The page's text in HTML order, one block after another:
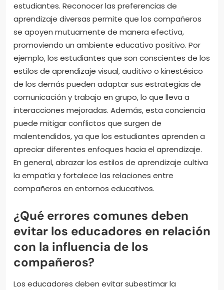
estudiantes. Reconocer las preferencias de
aprendizaje diversas permite que los compañeros
se apoyen mutuamente de manera efectiva,
promoviendo un ambiente educativo positivo. Por
ejemplo, los estudiantes que son conscientes de los
estilos de aprendizaje visual, auditivo o kinestésico
de los demás pueden adaptar sus estrategias de
comunicación y trabajo en grupo, lo que lleva a
interacciones mejoradas. Además, esta conciencia
puede mitigar conflictos que surgen de
malentendidos, ya que los estudiantes aprenden a
apreciar diferentes enfoques hacia el aprendizaje.
En general, abrazar los estilos de aprendizaje cultiva
la empatía y fortalece las relaciones entre
compañeros en entornos educativos.
¿Qué errores comunes deben
evitar los educadores en relación
con la influencia de los
compañeros?
Los educadores deben evitar subestimar la